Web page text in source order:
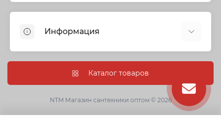
Запорная арматура
Трубы и фитинги
Насосное оборудование
Информация
Информация о доставке
О нас
Условия соглашения
Гарантии
Каталог товаров
NTM Магазин сантехники оптом © 2026